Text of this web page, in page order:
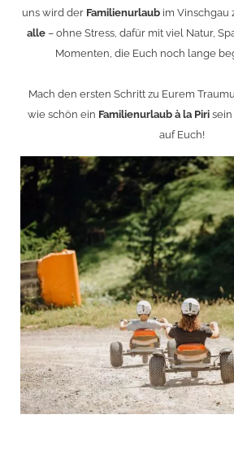
uns wird der Familienurlaubim Vinschgau
alle– ohne Stress, dafür mit viel Natur,
Momenten, die Euch noch lange
Mach den ersten Schritt zu Eurem
wie schön ein Familienurlaub à la Pirisein
auf Euch!